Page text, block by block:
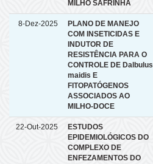
MILHO SAFRINHA
8-Dez-2025
PLANO DE MANEJO
COM INSETICIDAS E
INDUTOR DE
RESISTÊNCIA PARA O
CONTROLE DE Dalbulus
maidis E
FITOPATÓGENOS
ASSOCIADOS AO
MILHO-DOCE
22-Out-2025
ESTUDOS
EPIDEMIOLÓGICOS DO
COMPLEXO DE
ENFEZAMENTOS DO